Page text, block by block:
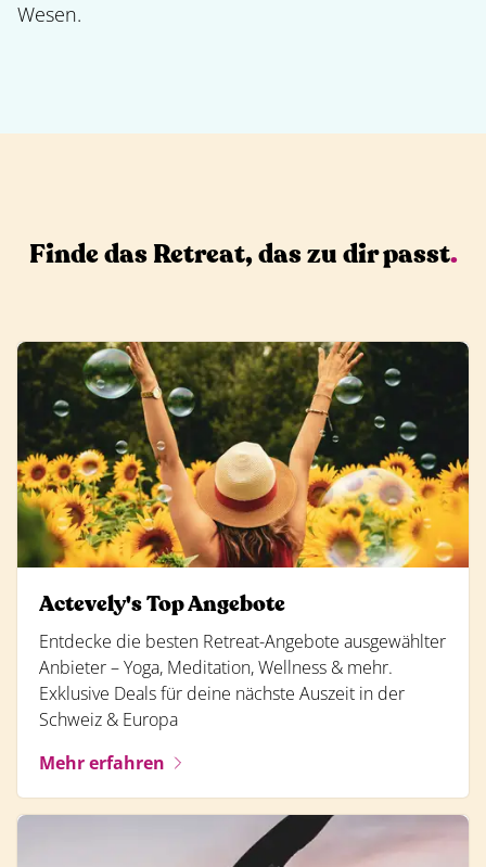
Wesen.
Finde das Retreat, das zu dir passt.
Actevely's Top Angebote
Entdecke die besten Retreat-Angebote ausgewählter
Anbieter – Yoga, Meditation, Wellness & mehr.
Exklusive Deals für deine nächste Auszeit in der
Schweiz & Europa
Mehr erfahren